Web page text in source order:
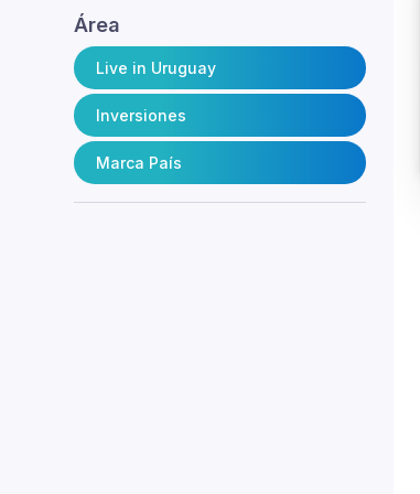
Área
Live in Uruguay
Inversiones
Marca País